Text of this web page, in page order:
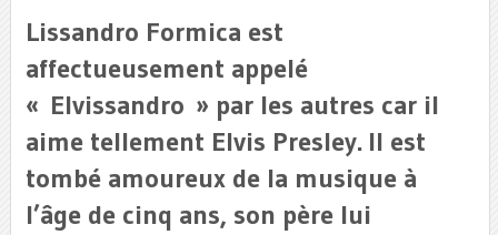
Lissandro Formica est
affectueusement appelé
« Elvissandro » par les autres car il
aime tellement Elvis Presley. Il est
tombé amoureux de la musique à
l’âge de cinq ans, son père lui